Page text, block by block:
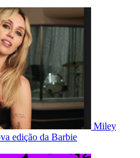
Miley
edição da Barbie